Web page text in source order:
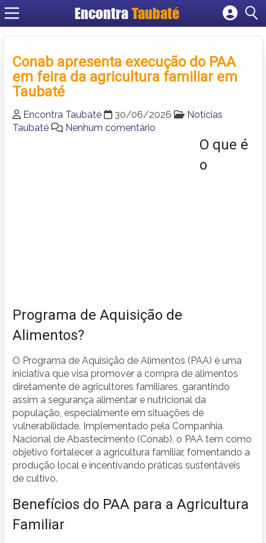
EncontraTaubaté
Cadastrar empresa
Criar conta
Conab apresenta execução do PAA
em feira da agricultura familiar em
Taubaté
Encontra Taubaté 30/06/2026
Notícias
Taubaté
Nenhum comentário
O que é
o
Programa de Aquisição de
Alimentos?
O Programa de Aquisição de Alimentos (PAA) é uma
iniciativa que visa promover a compra de alimentos
diretamente de agricultores familiares, garantindo
assim a segurança alimentar e nutricional da
população, especialmente em situações de
vulnerabilidade. Implementado pela Companhia
Nacional de Abastecimento (Conab), o PAA tem como
objetivo fortalecer a agricultura familiar, fomentando a
produção local e incentivando práticas sustentáveis
de cultivo.
Benefícios do PAA para a Agricultura
Familiar